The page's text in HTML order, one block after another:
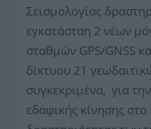
Σεισμολογίας
εγκατάσταη 2 νέων
σταθμών GPS/GNSS
δίκτυου 21
συγκεκριμένα, για
εδαφικής κίνησης στο